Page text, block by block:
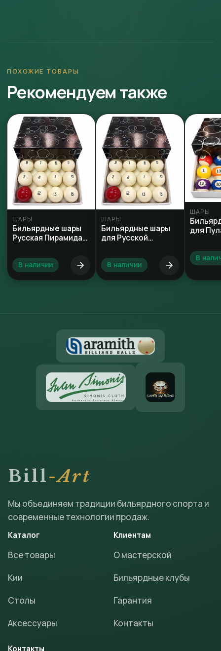
ПОХОЖИЕ ТОВАРЫ
Рекомендуем также
ШАРЫ
Бильярдные шары
Русская Пирамида
В наличии
ШАРЫ
Бильярдные шары
для Русской
В наличии
ШАРЫ
для
В
Bill-Art
Мы объединяем традиции бильярдного спорта и
современные технологии продаж.
Каталог
Все товары
Кии
Столы
Аксессуары
Клиентам
О мастерской
Бильярдные клубы
Гарантия
Контакты
Контакты